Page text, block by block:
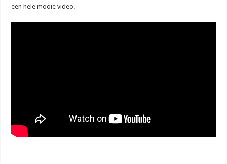
een hele mooie video.